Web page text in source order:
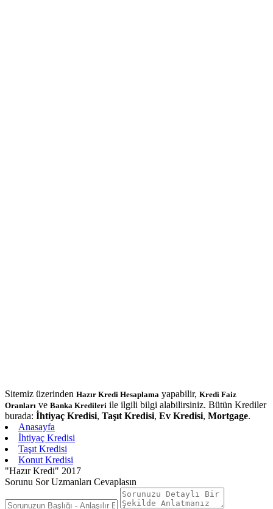
Sitemiz üzerinden Hazır Kredi Hesaplama yapabilir, Kredi Faiz
Oranları ve Banka Kredileri ile ilgili bilgi alabilirsiniz. Bütün Krediler
burada: İhtiyaç Kredisi, Taşıt Kredisi, Ev Kredisi, Mortgage.
Anasayfa
İhtiyaç Kredisi
Taşıt Kredisi
Konut Kredisi
"Hazır Kredi" 2017
Sorunu Sor Uzmanları Cevaplasın